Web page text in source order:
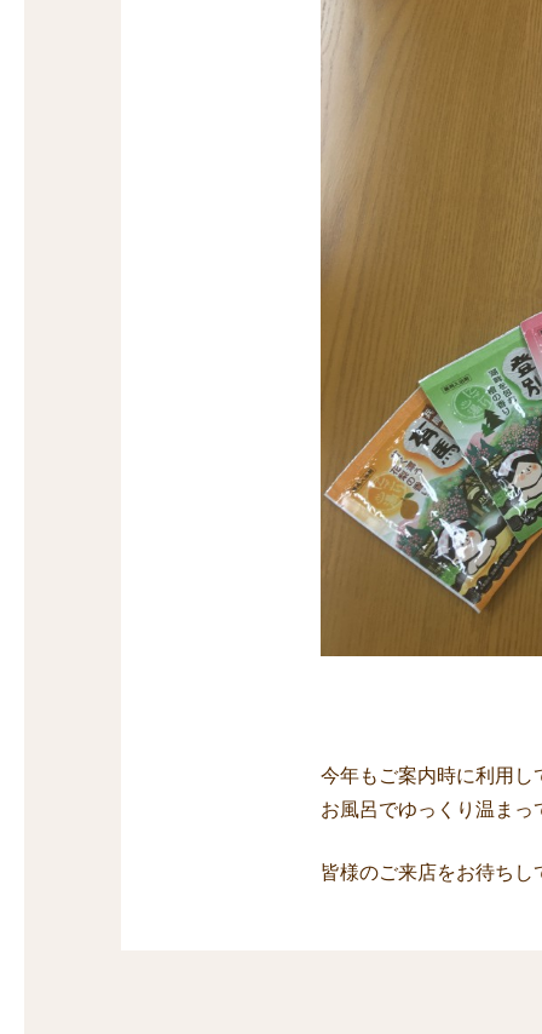
今年もご案内時に利用し
お風呂でゆっくり温ま
皆様のご来店をお待ちし